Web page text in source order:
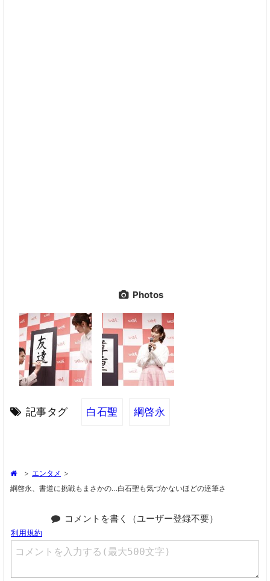
Photos
記事タグ 白石聖 綱啓永
> エンタメ >
綱啓永、書道に挑戦もまさかの…白石聖も気づかないほどの達筆さ
コメントを書く（ユーザー登録不要）